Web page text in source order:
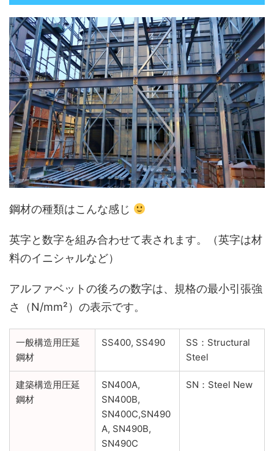
鋼材の種類はこんな感じ
英字と数字を組み合わせて表されます。（英字は材
料のイニシャルなど）
アルファベットの後ろの数字は、規格の最小引張強
さ（N/mm²）の表示です。
一般構造用圧延
鋼材
SS400, SS490
SS：Structural
Steel
建築構造用圧延
鋼材
SN400A,
SN400B,
SN400C,SN490
A, SN490B,
SN490C
SN：Steel New